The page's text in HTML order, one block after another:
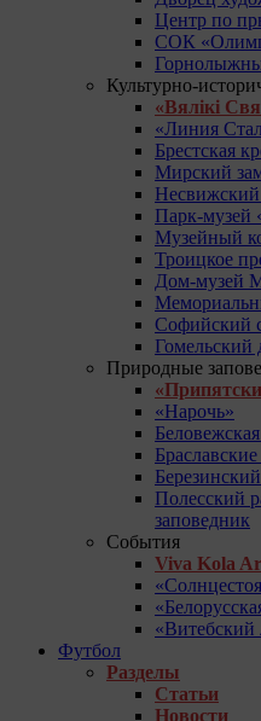
Центр по
СОК
Культурно-
«Вялікі
«Линия
Брестская
Мирский
Несвижский
Парк-музей
Музейный
Троицкое
Дом-музей
Софийский
Гомельский
Природные
«Нарочь»
Браславские
Полесский
заповедник
События
Viva Kola
«Витебский
Футбол
Разделы
Статьи
Новости